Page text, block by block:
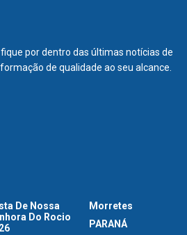
por dentro das últimas notícias de
de qualidade ao seu alcance.
De Nossa
Do Rocio
Morretes
PARANÁ